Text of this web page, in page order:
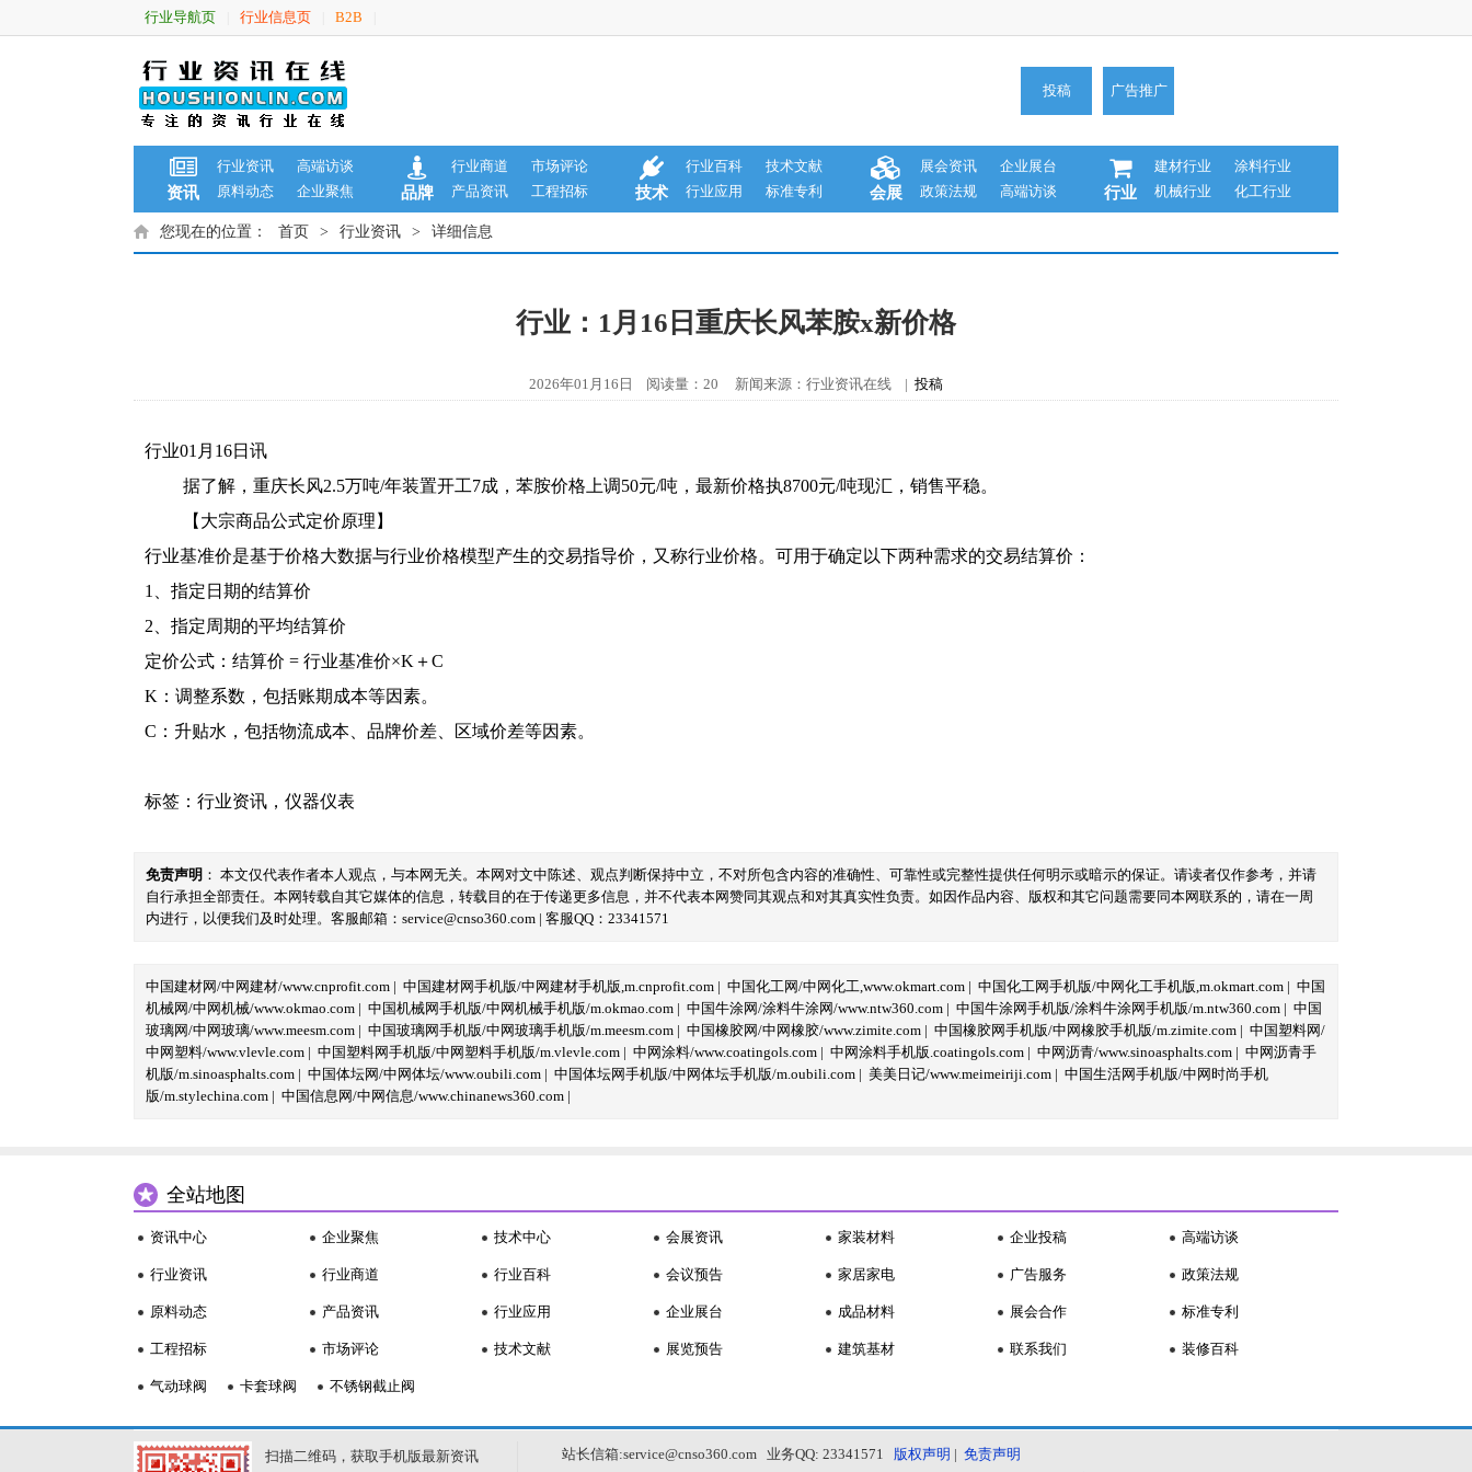
行业导航页 行业信息页 B2B
投稿 广告推广
资讯
行业资讯
高端访谈
原料动态
企业聚焦 品牌
行业商道
市场评论
产品资讯
工程招标 技术
行业百科
技术文献
行业应用
标准专利 会展
展会资讯
企业展台
政策法规
高端访谈 行业
建材行业
涂料行业
机械行业
化工行业
您现在的位置： 首页 > 行业资讯 > 详细信息
行业：1月16日重庆长风苯胺x新价格
2026年01月16日 阅读量：20 新闻来源：行业资讯在线 | 投稿
行业01月16日讯
据了解，重庆长风2.5万吨/年装置开工7成，苯胺价格上调50元/吨，最新价格执8700元/吨现汇，销售平稳。
【大宗商品公式定价原理】
行业基准价是基于价格大数据与行业价格模型产生的交易指导价，又称行业价格。可用于确定以下两种需求的交易结算价：
1、指定日期的结算价
2、指定周期的平均结算价
定价公式：结算价 = 行业基准价×K＋C
K：调整系数，包括账期成本等因素。
C：升贴水，包括物流成本、品牌价差、区域价差等因素。
标签： 行业资讯 ， 仪器仪表
免责声明 ： 本文仅代表作者本人观点，与本网无关。本网对文中陈述、观点判断保持中立，不对所包含内容的准确性、可靠性或完整性提供任何明示或暗示的保证。请读者仅作参考，并请
自行承担全部责任。本网转载自其它媒体的信息，转载目的在于传递更多信息，并不代表本网赞同其观点和对其真实性负责。如因作品内容、版权和其它问题需要同本网联系的，请在一周
内进行，以便我们及时处理。客服邮箱：service@cnso360.com | 客服QQ：23341571
中国建材网/中网建材/www.cnprofit.com | 中国建材网手机版/中网建材手机版,m.cnprofit.com | 中国化工网/中网化工,www.okmart.com | 中国化工网手机版/中网化工手机版,m.okmart.com | 中国
机械网/中网机械/www.okmao.com | 中国机械网手机版/中网机械手机版/m.okmao.com | 中国牛涂网/涂料牛涂网/www.ntw360.com | 中国牛涂网手机版/涂料牛涂网手机版/m.ntw360.com | 中国
玻璃网/中网玻璃/www.meesm.com | 中国玻璃网手机版/中网玻璃手机版/m.meesm.com | 中国橡胶网/中网橡胶/www.zimite.com | 中国橡胶网手机版/中网橡胶手机版/m.zimite.com | 中国塑料网/
中网塑料/www.vlevle.com | 中国塑料网手机版/中网塑料手机版/m.vlevle.com | 中网涂料/www.coatingols.com | 中网涂料手机版.coatingols.com | 中网沥青/www.sinoasphalts.com | 中网沥青手
机版/m.sinoasphalts.com | 中国体坛网/中网体坛/www.oubili.com | 中国体坛网手机版/中网体坛手机版/m.oubili.com | 美美日记/www.meimeiriji.com | 中国生活网手机版/中网时尚手机
版/m.stylechina.com | 中国信息网/中网信息/www.chinanews360.com |
全站地图
资讯中心
行业资讯
原料动态
工程招标
企业聚焦
行业商道
产品资讯
市场评论
技术中心
行业百科
行业应用
技术文献
会展资讯
会议预告
企业展台
展览预告
家装材料
家居家电
成品材料
建筑基材
企业投稿
广告服务
展会合作
联系我们
高端访谈
政策法规
标准专利
装修百科
气动球阀 卡套球阀 不锈钢截止阀
扫描二维码，获取手机版最新资讯 站长信箱:service@cnso360.com 业务QQ: 23341571 版权声明 | 免责声明